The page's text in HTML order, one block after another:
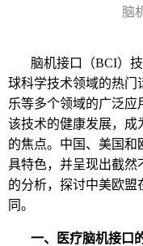
脑
脑机接口（BCI）
球科学技术领域的热门
乐等多个领域的广泛
该技术的健康发展，成
的焦点。中国、美国
具特色，并呈现出截然
的分析，探讨中美欧
同。
一、 医疗脑机接口